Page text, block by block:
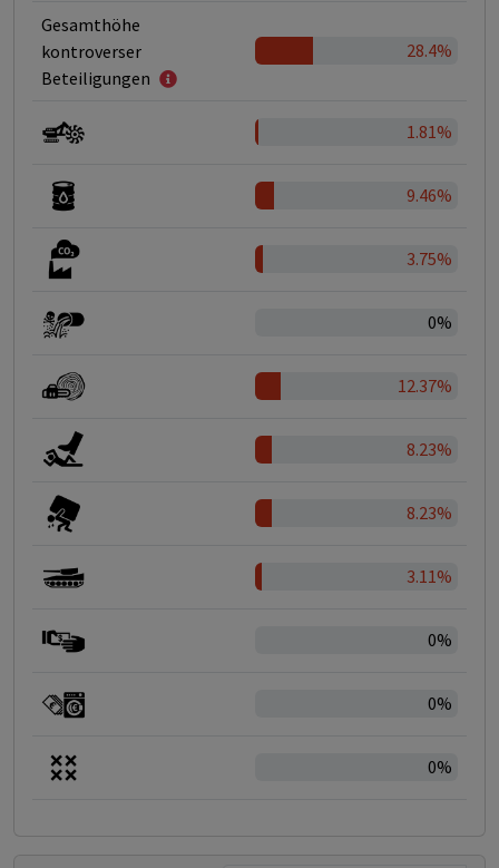
Gesamthöhe
kontroverser
Beteiligungen
28.4%
1.81%
9.46%
3.75%
0%
12.37%
8.23%
8.23%
3.11%
0%
0%
0%